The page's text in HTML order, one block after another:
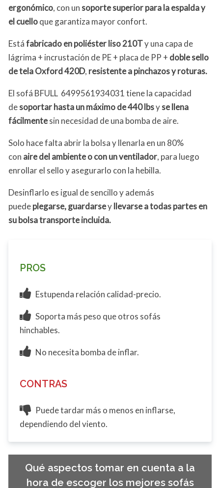
ergonómico, con un soporte superior para la espalda y
el cuelloque garantiza mayor confort.
Estáfabricado en poliéster liso 210Ty una capa de
lágrima + incrustación de PE + placa de PP + doble sello
de tela Oxford 420D, resistente a pinchazos y roturas.
El sofá BFULL 6499561934031 tiene la capacidad
desoportar hasta un máximo de 440 lbsyse llena
fácilmentesin necesidad de una bomba de aire.
Solo hace falta abrir la bolsa y llenarla en un 80%
con aire del ambiente o con un ventilador, para luego
enrollar el sello y asegurarlo con la hebilla.
Desinflarlo es igual de sencillo y además
puedeplegarse, guardarseyllevarse a todas partes en
su bolsa transporte incluida.
PROS
Estupenda relación calidad-precio.
Soporta más peso que otros sofás
hinchables.
No necesita bomba de inflar.
CONTRAS
Puede tardar más o menos en inflarse,
dependiendo del viento.
Qué aspectos tomar en cuenta a la
hora de escoger los mejores sofás